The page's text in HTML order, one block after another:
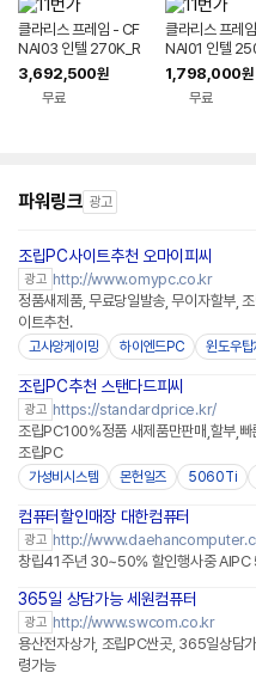
클라리스 프레임 - CF
NAI03 인텔 270K_R
TX 5070_RAM 32
G_SSD 1TB AI PC
딥러닝 데스크탑 완본
3,692,500원
무료
클라리스 프레
NAI01 인텔
장VGA_RAM
SSD 1TB AI PC
용 데스크탑 완
1,798,000원
무료
파워링크 광고
조립PC사이트추천 오마이피씨
광고 http://www.omypc.co.kr
정품새제품, 무료당일발송, 무이자할부,
이트추천.
고사양게이밍 하이엔드PC 윈도우탑
조립PC추천 스탠다드피씨
광고 https://standardprice.kr/
조립PC100%정품 새제품만판매,할부,빠
조립PC
가성비시스템 몬헌일즈 5060Ti
컴퓨터할인매장 대한컴퓨터
광고 http://
창립41주년 30~50% 할인행사중 AIPC
365일 상담가능 세원컴퓨터
광고 http://www.swcom.co.kr
용산전자상가, 조립PC싼곳, 365일상담
령가능